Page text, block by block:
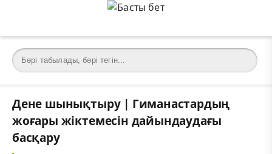
Дене шынықтыру | Гиманастардың
жоғары жіктемесін дайындаудағы
басқару